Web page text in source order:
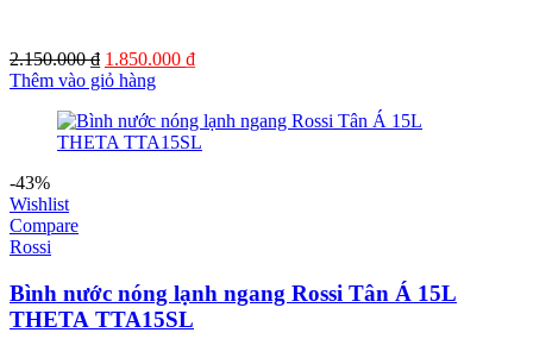
2.150.000₫ Giá
gốc
2.150.000 ₫.
1.850.000 ₫Giá
là:
1.850.000 ₫.
Thêm vào giỏ hàng
-43%
Wishlist
Compare
Rossi
Bình nước nóng lạnh ngang Rossi Tân Á 15L
THETA TTA15SL